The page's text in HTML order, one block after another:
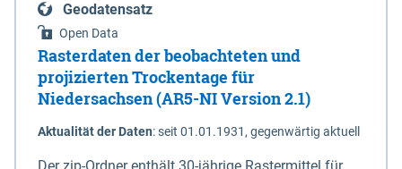
Geodatensatz
Open Data
Rasterdaten der beobachteten und
projizierten Trockentage für
Niedersachsen (AR5-NI Version 2.1)
Aktualität der Daten:seit 01.01.1931, gegenwärtig aktuell